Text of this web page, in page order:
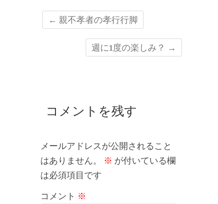
← 親不孝者の孝行行脚
週に1度の楽しみ？ →
コメントを残す
メールアドレスが公開されること
はありません。
※ が付いている欄
は必須項目です
コメント ※